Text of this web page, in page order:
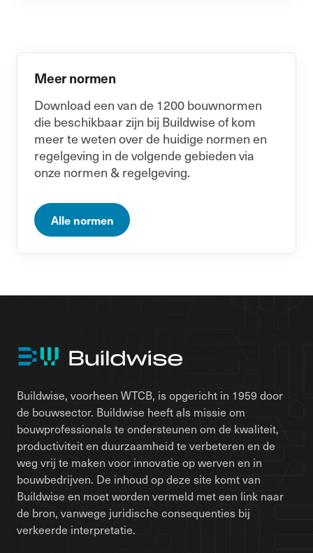
Meer normen
Download een van de 1200 bouwnormen
die beschikbaar zijn bij Buildwise of kom
meer te weten over de huidige normen en
regelgeving in de volgende gebieden via
onze normen & regelgeving.
Alle normen
Buildwise, voorheen WTCB, is opgericht in 1959 door
de bouwsector. Buildwise heeft als missie om
bouwprofessionals te ondersteunen om de kwaliteit,
productiviteit en duurzaamheid te verbeteren en de
weg vrij te maken voor innovatie op werven en in
bouwbedrijven. De inhoud op deze site komt van
Buildwise en moet worden vermeld met een link naar
de bron, vanwege juridische consequenties bij
verkeerde interpretatie.